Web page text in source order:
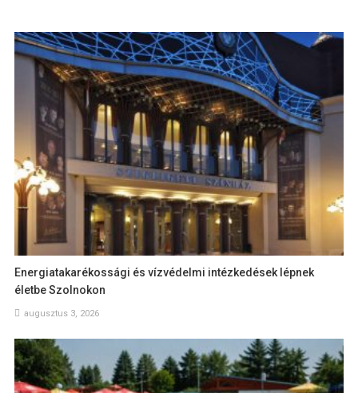
Energiatakarékossági és vízvédelmi intézkedések lépnek
életbe Szolnokon
augusztus 3, 2026